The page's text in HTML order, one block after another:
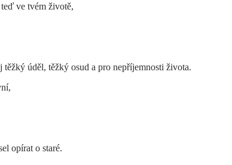
ve tvém životě,
úděl, těžký osud a pro nepříjemnosti života.
opírat o staré.